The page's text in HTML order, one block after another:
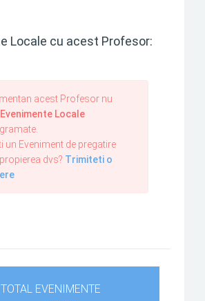
Locale cu acest Profesor:
acest Profesor nu
Evenimente Locale
un Eveniment de pregatire
dvs? Trimiteti o
TOTAL EVENIMENTE